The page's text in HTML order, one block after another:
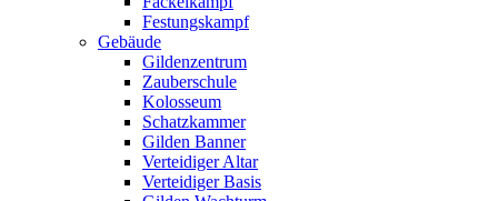
Festungskampf
Gebäude
Gildenzentrum
Zauberschule
Kolosseum
Schatzkammer
Gilden Banner
Verteidiger Altar
Verteidiger Basis